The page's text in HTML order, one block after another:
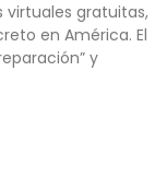
virtuales gratuitas,
en América. El
y